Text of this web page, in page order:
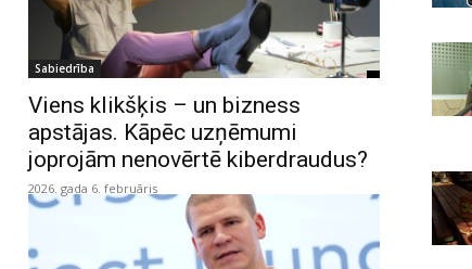
Sabiedrība
Viens klikšķis – un bizness
apstājas. Kāpēc uzņēmumi
joprojām nenovērtē kiberdraudus?
2026. gada 6. februāris